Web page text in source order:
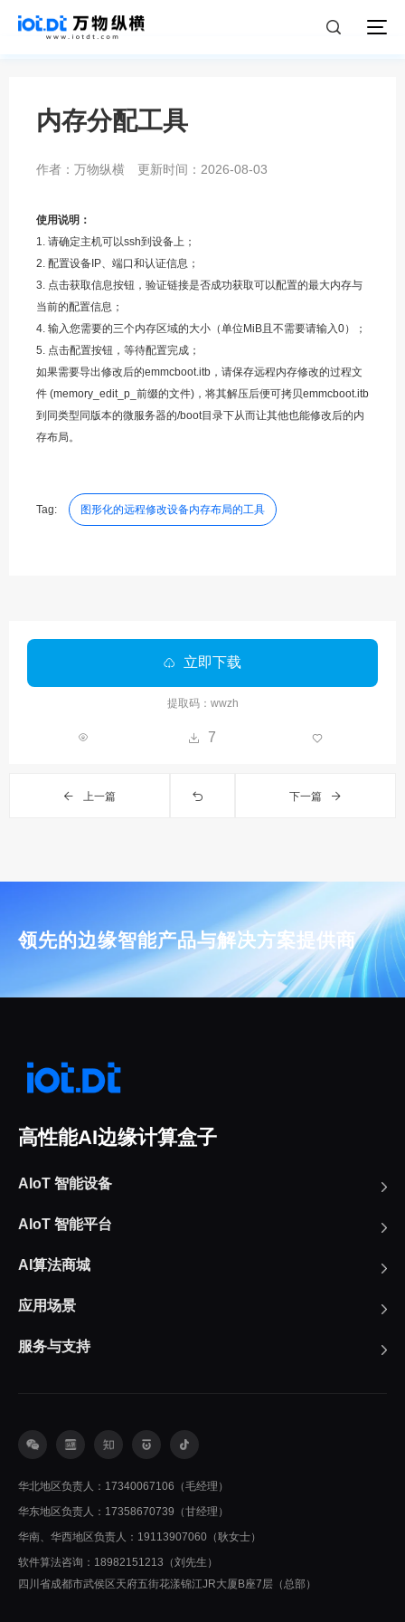
内存分配工具
作者：万物纵横 更新时间：2026-08-03
使用说明：
1. 请确定主机可以ssh到设备上；
2. 配置设备IP、端口和认证信息；
3. 点击获取信息按钮，验证链接是否成功获取可以配置的最大内存与
当前的配置信息；
4. 输入您需要的三个内存区域的大小（单位MiB且不需要请输入0）；
5. 点击配置按钮，等待配置完成；
如果需要导出修改后的emmcboot.itb，请保存远程内存修改的过程文
件 (memory_edit_p_前缀的文件)，将其解压后便可拷贝emmcboot.itb
到同类型同版本的微服务器的/boot目录下从而让其他也能修改后的内
存布局。
Tag: 图形化的远程修改设备内存布局的工具
立即下载
提取码：wwzh
7
上一篇 下一篇
领先的边缘智能产品与解决方案提供商
高性能AI边缘计算盒子
AIoT 智能设备
AIoT 智能平台
AI算法商城
应用场景
服务与支持
华北地区负责人：17340067106（毛经理）
华东地区负责人：17358670739（甘经理）
华南、华西地区负责人：19113907060（耿女士）
软件算法咨询：18982151213（刘先生）
四川省成都市武侯区天府五街花漾锦江JR大厦B座7层（总部）